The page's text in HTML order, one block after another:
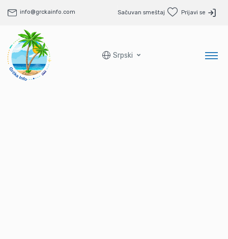
info@grckainfo.com Sačuvan smeštaj Prijavi se
Srpski